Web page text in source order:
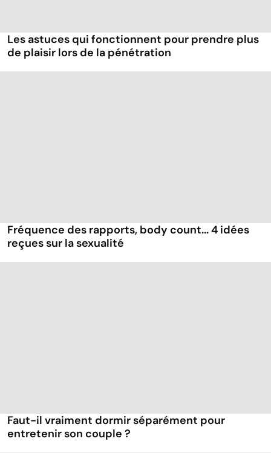
Les astuces qui fonctionnent pour prendre plus
de plaisir lors de la pénétration
Fréquence des rapports, body count... 4 idées
reçues sur la sexualité
Faut-il vraiment dormir séparément pour
entretenir son couple ?